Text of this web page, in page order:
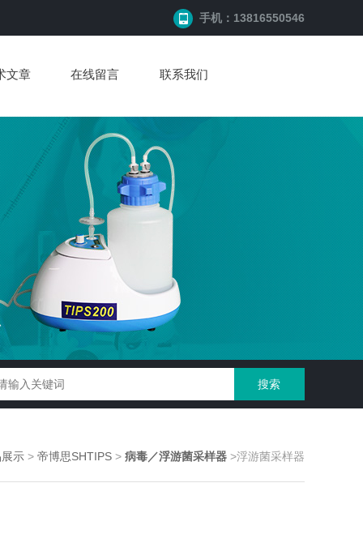
手机：13816550546
文章 在线留言 联系我们
示 > 帝博思SHTIPS > 病毒／浮游菌采样器 >浮游菌采样器